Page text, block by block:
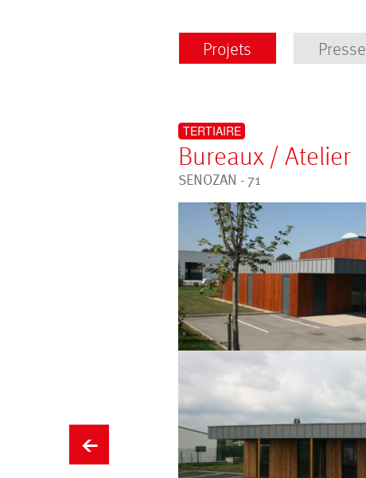
au
contenu
Projets Presse
TERTIAIRE
Bureaux / Atelier
SENOZAN - 71